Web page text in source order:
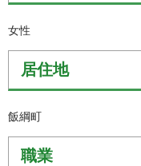
女性
居住地
飯綱町
職業